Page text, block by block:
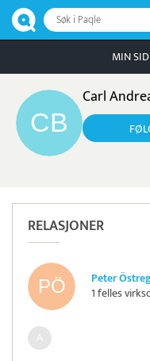
Søk i Paqle
MIN
Carl
RELASJONER
Peter
1 felles